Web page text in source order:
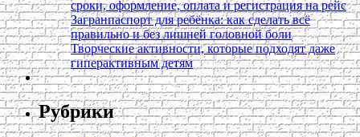
сроки, оформление, оплата и регистрация на рейс
Загранпаспорт для ребёнка: как сделать всё
правильно и без лишней головной боли
Творческие активности, которые подходят даже
гиперактивным детям
Рубрики